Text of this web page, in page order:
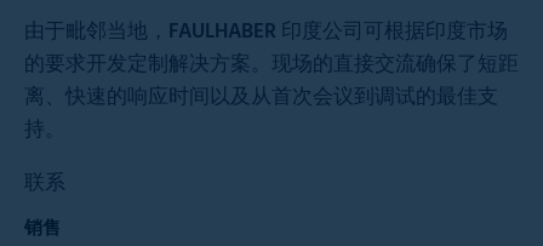
由于毗邻当地，FAULHABER 印度公司可根据印度市场
的要求开发定制解决方案。现场的直接交流确保了短距
离、快速的响应时间以及从首次会议到调试的最佳支
持。
联系
销售